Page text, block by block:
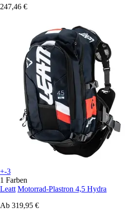
247,46 €
+-3
1 Farben
Leatt Motorrad-Plastron 4,5 Hydra
Ab 319,95 €